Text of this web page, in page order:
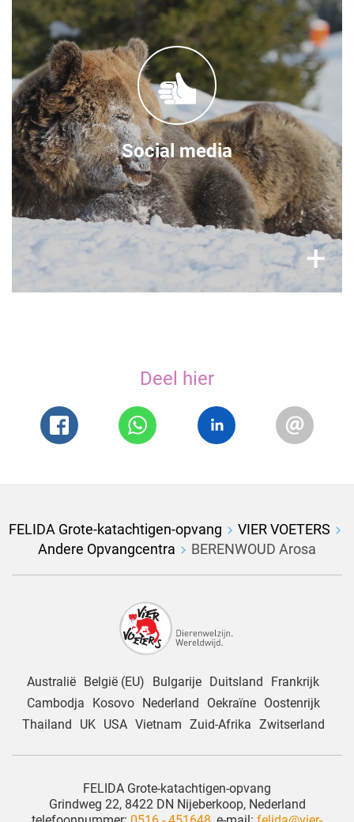
Social media
+
Je kunt regelmatige updates vinden op de
BERENWOUD Arosa social media kanalen:
Facebook
Instagram
×
Deel hier
FELIDA Grote-katachtigen-opvang
VIER VOETERS
Andere Opvangcentra
BERENWOUD Arosa
Australië België (EU) Bulgarije Duitsland
Frankrijk
Cambodja
Kosovo Nederland Oekraïne
Oostenrijk
Thailand
UK USA Vietnam Zuid-Afrika Zwitserland
FELIDA Grote-katachtigen-opvang
Grindweg 22, 8422 DN Nijeberkoop, Nederland